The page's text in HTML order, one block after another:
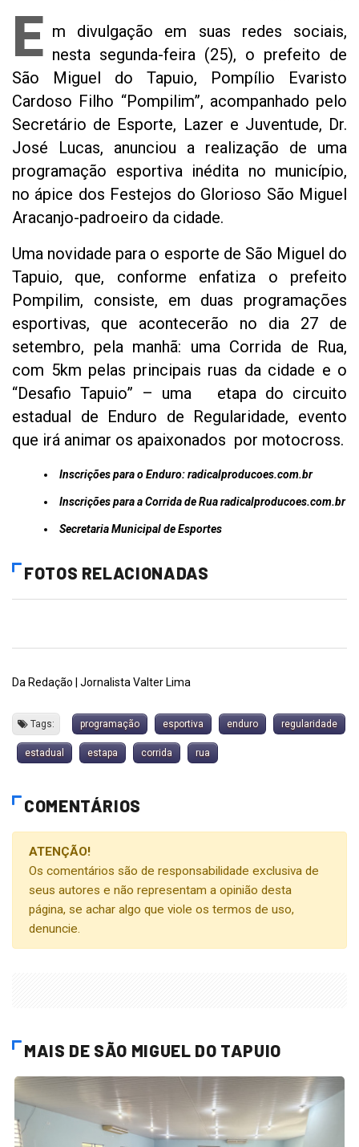
E m divulgação em suas redes sociais,
nesta segunda-feira (25), o prefeito de
São Miguel do Tapuio, Pompílio Evaristo
Cardoso Filho “Pompilim”, acompanhado pelo
Secretário de Esporte, Lazer e Juventude, Dr.
José Lucas, anunciou a realização de uma
programação esportiva inédita no município,
no ápice dos Festejos do Glorioso São Miguel
Aracanjo-padroeiro da cidade.
Uma novidade para o esporte de São Miguel do
Tapuio, que, conforme enfatiza o prefeito
Pompilim, consiste, em duas programações
esportivas, que acontecerão no dia 27 de
setembro, pela manhã: uma Corrida de Rua,
com 5km pelas principais ruas da cidade e o
“Desafio Tapuio” – uma etapa do circuito
estadual de Enduro de Regularidade, evento
que irá animar os apaixonados por motocross.
Inscrições para o Enduro: radicalproducoes.com.br
Inscrições para a Corrida de Rua radicalproducoes.com.br
Secretaria Municipal de Esportes
FOTOS RELACIONADAS
Da Redação | Jornalista Valter Lima
Tags: programação esportiva enduro regularidade
estadual estapa corrida rua
COMENTÁRIOS
ATENÇÃO!
Os comentários são de responsabilidade exclusiva de
seus autores e não representam a opinião desta
página, se achar algo que viole os termos de uso,
denuncie.
MAIS DE SÃO MIGUEL DO TAPUIO